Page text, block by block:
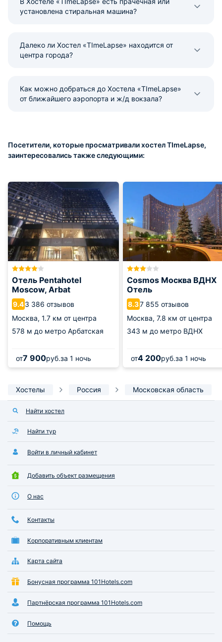
установлена стиральная машина?
Далеко ли Хостел «TImeLapse» находится от
центра города?
Как можно добраться до Хостела «TImeLapse»
от ближайшего аэропорта и ж/д вокзала?
Посетители, которые просматривали хостел TImeLapse,
заинтересовались также следующими:
Отель Pentahotel
Moscow, Arbat
9.43 386 отзывов
Москва, 1.7 км от центра
578 м до метро Арбатская
от7 900руб.за 1 ночь
Cosmos Москва ВДНХ
Отель
8.37 855 отзывов
Москва, 7.8 км от центра
343 м до метро ВДНХ
от4 200руб.за 1 ночь
Хостелы Россия Московская область
Найти хостел
Найти тур
Войти в личный кабинет
Добавить объект размещения
О нас
Контакты
Корпоративным клиентам
Карта сайта
Бонусная программа 101Hotels.com
Партнёрская программа 101Hotels.com
Помощь